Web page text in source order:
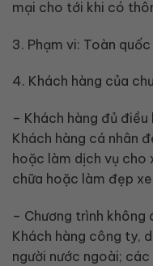
mại cho tới khi có
3. Phạm vi: Toàn quốc
4. Khách hàng của
– Khách hàng đủ
Khách hàng cá nhân
hoặc làm dịch vụ cho
chữa hoặc làm đẹp
– Chương trình không
Khách hàng công ty,
người nước ngoài;